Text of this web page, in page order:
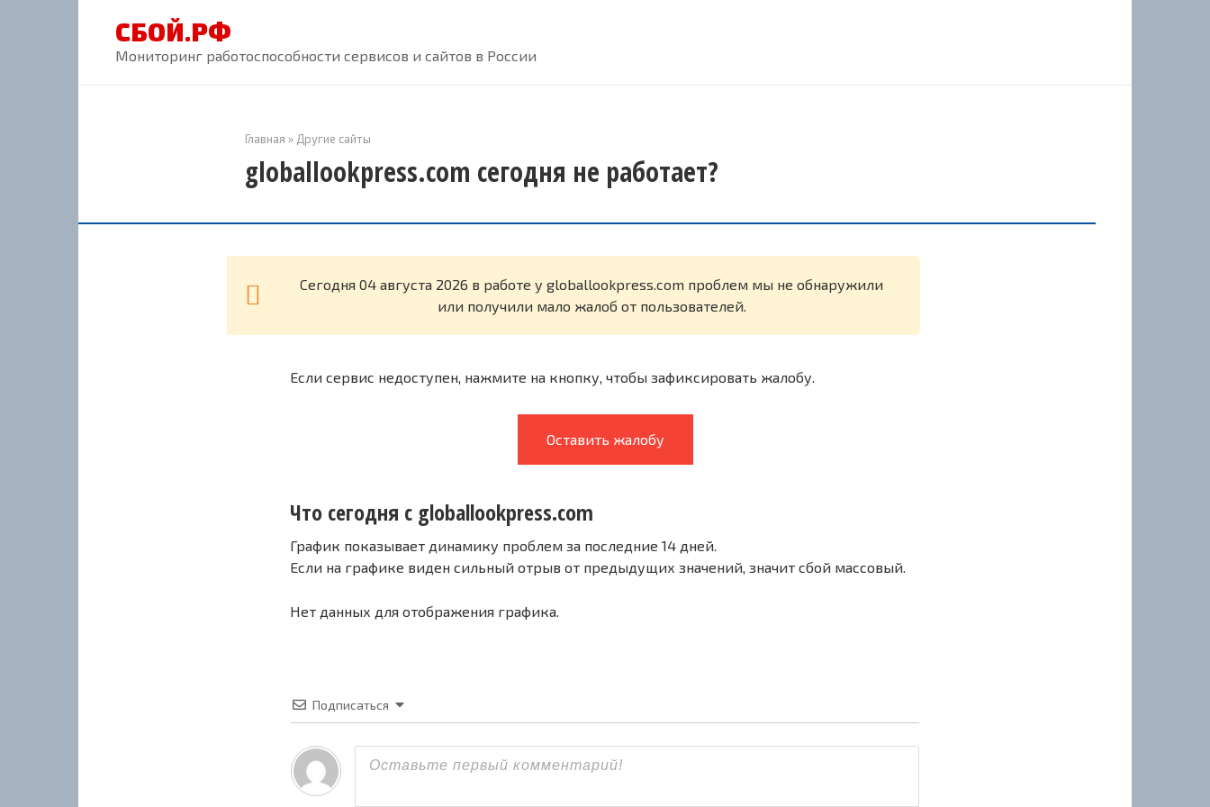
СБОЙ.РФ
Мониторинг работоспособности сервисов и сайтов в России
Главная » Другие сайты
globallookpress.com сегодня не работает?
Cегодня 04 августа 2026 в работе у globallookpress.com проблем мы не обнаружили
или получили мало жалоб от пользователей.
Если сервис недоступен, нажмите на кнопку, чтобы зафиксировать жалобу.
Оставить жалобу
Что сегодня с globallookpress.com
График показывает динамику проблем за последние 14 дней.
Если на графике виден сильный отрыв от предыдущих значений, значит сбой массовый.
Нет данных для отображения графика.
Подписаться